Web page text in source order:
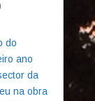
do
ano
da
na obra